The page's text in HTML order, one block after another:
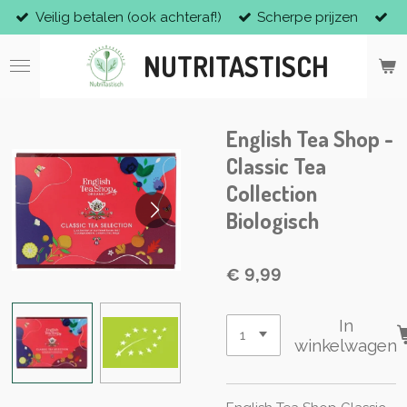
Ga
direct
naar
NUTRITASTISCH
Veilig betalen (ook achteraf!) Scherpe prijzen
English Tea Shop -
Classic Tea
Collection
Biologisch
€ 9,99
In
winkelwagen